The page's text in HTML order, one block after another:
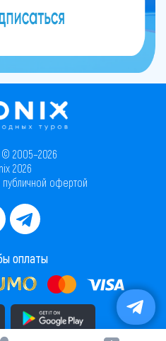
2005–2026
2026
публичной офертой
оплаты
в AppStore Скачать приложение в PlayMarket